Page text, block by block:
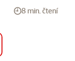
8 min. čtení